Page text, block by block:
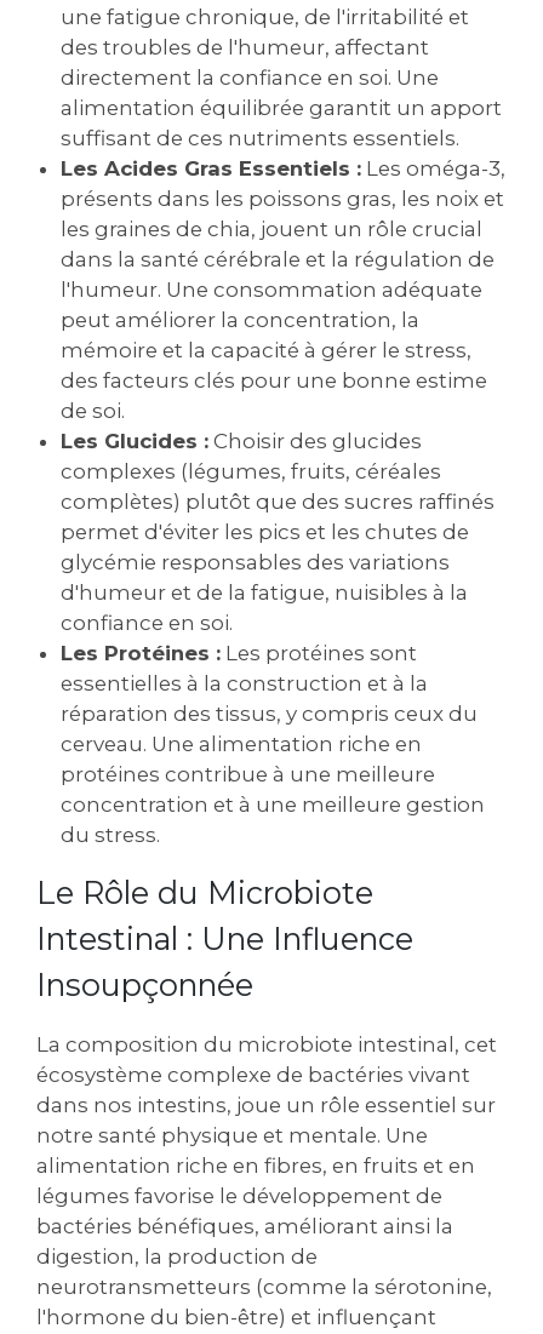
une fatigue chronique, de l'irritabilité et
des troubles de l'humeur, affectant
directement la confiance en soi. Une
alimentation équilibrée garantit un apport
suffisant de ces nutriments essentiels.
Les Acides Gras Essentiels : Les oméga-3,
présents dans les poissons gras, les noix et
les graines de chia, jouent un rôle crucial
dans la santé cérébrale et la régulation de
l'humeur. Une consommation adéquate
peut améliorer la concentration, la
mémoire et la capacité à gérer le stress,
des facteurs clés pour une bonne estime
de soi.
Les Glucides : Choisir des glucides
complexes (légumes, fruits, céréales
complètes) plutôt que des sucres raffinés
permet d'éviter les pics et les chutes de
glycémie responsables des variations
d'humeur et de la fatigue, nuisibles à la
confiance en soi.
Les Protéines : Les protéines sont
essentielles à la construction et à la
réparation des tissus, y compris ceux du
cerveau. Une alimentation riche en
protéines contribue à une meilleure
concentration et à une meilleure gestion
du stress.
Le Rôle du Microbiote
Intestinal : Une Influence
Insoupçonnée
La composition du microbiote intestinal, cet
écosystème complexe de bactéries vivant
dans nos intestins, joue un rôle essentiel sur
notre santé physique et mentale. Une
alimentation riche en fibres, en fruits et en
légumes favorise le développement de
bactéries bénéfiques, améliorant ainsi la
digestion, la production de
neurotransmetteurs (comme la sérotonine,
l'hormone du bien-être) et influençant